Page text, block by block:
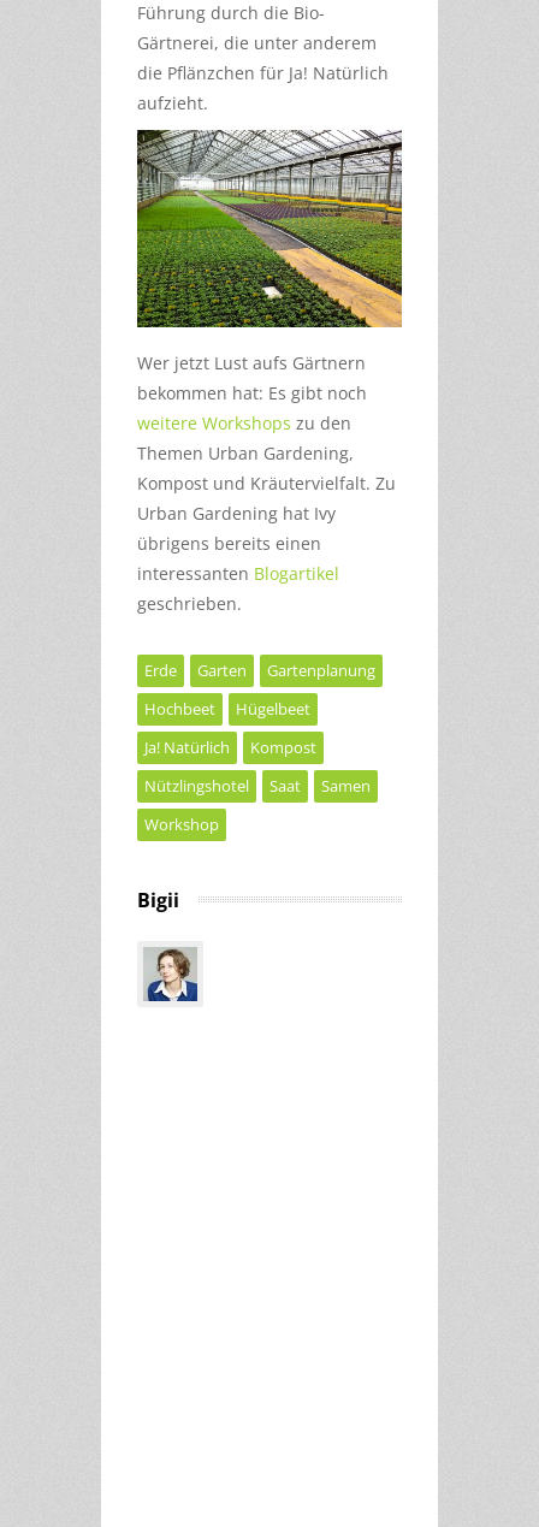
Führung durch die Bio-
Gärtnerei, die unter anderem
die Pflänzchen für Ja! Natürlich
aufzieht.
Wer jetzt Lust aufs Gärtnern
bekommen hat: Es gibt noch
weitere Workshops zu den
Themen Urban Gardening,
Kompost und Kräutervielfalt. Zu
Urban Gardening hat Ivy
übrigens bereits einen
interessanten Blogartikel
geschrieben.
Erde Garten
Gartenplanung
Hochbeet
Hügelbeet
Ja! Natürlich
Kompost
Nützlingshotel
Saat
Samen
Workshop
Bigii